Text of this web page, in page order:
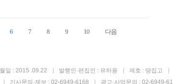
6 7 8 9 10 다음
일 : 2015 .09.22 발행인·편집인 : 유하용 제호 : 땅집고
기사문의·제보 : 02-6949-6168 광고·사업문의 : 02-6949-